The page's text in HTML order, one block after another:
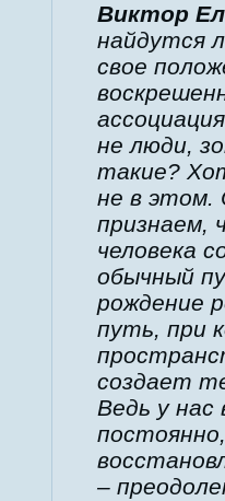
Виктор
найдутся
свое
не люди,
такие?
не в этом.
признаем,
человека
обычный
рождение
путь, при
создает
Ведь у нас
–